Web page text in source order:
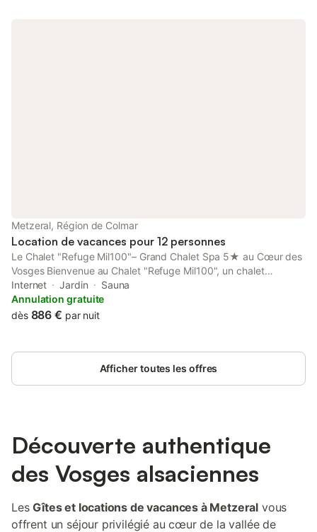
Metzeral, Région de Colmar
Location de vacances pour 12 personnes
Le Chalet "Refuge Mil100"– Grand Chalet Spa 5★ au Cœur des
Vosges Bienvenue au Chalet "Refuge Mil100", un chalet
d’exception situé au pied des Vosges, à seulement 30 minutes
de Colmar et de la célèbre Route des Vins d’Alsace. Niché en
pleine nature, il offre un accès direct aux plus belles randonnées
rénové, baigné de lumière et offrant une vue panoramique sur la
chaîne vosgienne, est le refuge idéal pour un séjour ressourçant
en famille ou entre amis. Un Confort Exceptionnel pour 12
chambre avec salle d’eau privative et espace de travail •
Buanderie et WC séparé • 1er étage – Espace de vie convivial :
• Grand salon lumineux avec billard • Cuisine ouverte
entièrement équipée • Accès à une grande terrasse plein sud •
chambres avec salle d’eau privative • WC séparé • 3ème étage
– Le dortoir des aventuriers : • 4 lits (2 doubles et 2 simples) •
Internet Jardin
Sauna
Annulation gratuite
dès 886 € par nuit
Afficher toutes les offres
Découverte authentique
des Vosges alsaciennes
LesGîtes et locations de vacances à Metzeral vous
offrent un séjour privilégié au cœur de la vallée de